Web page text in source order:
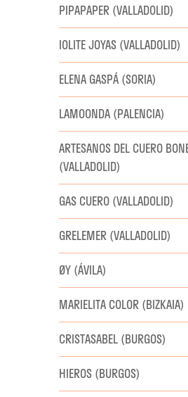
PIPAPAPER (VALLADOLID)
IOLITE JOYAS (VALLADOLID)
ELENA GASPÁ (SORIA)
LAMOONDA (PALENCIA)
ARTESANOS DEL CUERO
(VALLADOLID)
GAS CUERO (VALLADOLID)
GRELEMER (VALLADOLID)
ØY (ÁVILA)
MARIELITA COLOR (BIZKAIA)
CRISTASABEL (BURGOS)
HIEROS (BURGOS)